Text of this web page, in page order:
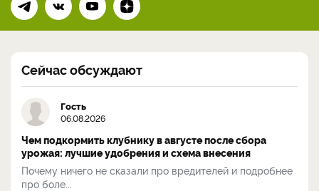
Сейчас обсуждают
Гость
06.08.2026
Чем подкормить клубнику в августе после сбора
урожая: лучшие удобрения и схема внесения
Почему ничего не сказали про вредителей и подробнее
про боле...